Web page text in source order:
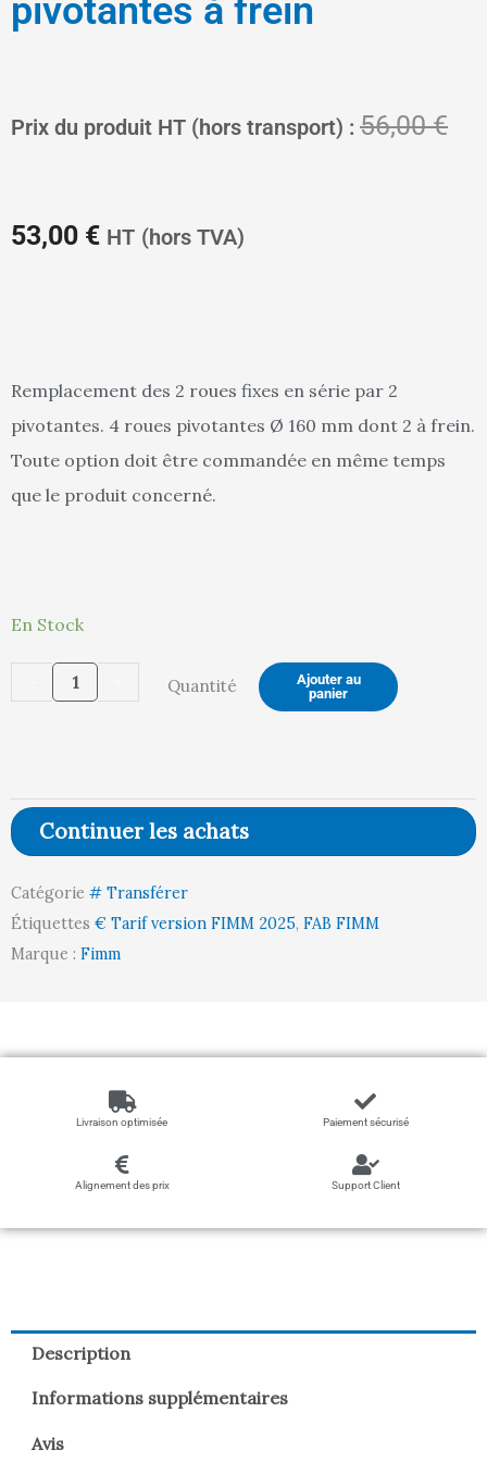
pivotantes à frein
Prix du produit HT (hors transport) : 56,00€Le
53,00 €
Le
prix
est :
HT (hors TVA)
Remplacement des 2 roues fixes en série par 2
pivotantes. 4 roues pivotantes Ø 160 mm dont 2 à frein.
Toute option doit être commandée en même temps
que le produit concerné.
En Stock
quantité
mm,
4
à
frein
Quantité
Ajouter au
panier
Continuer les achats
Catégorie # Transférer
Étiquettes € Tarif version FIMM 2025, FAB FIMM
Marque : Fimm
Livraison optimisée Paiement sécurisé
Alignement des prix Support Client
Description
Informations supplémentaires
Avis